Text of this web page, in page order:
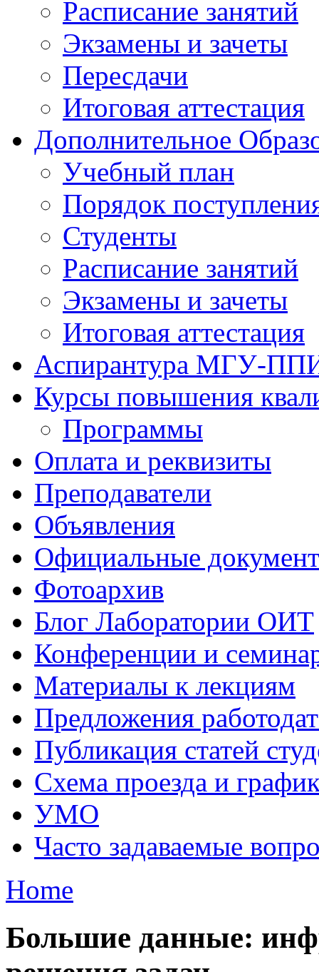
Расписание занятий
Экзамены и зачеты
Пересдачи
Итоговая аттестация
Дополнительное
Учебный план
Порядок
Студенты
Расписание занятий
Экзамены и зачеты
Итоговая аттестация
Аспирантура МГУ-
Курсы повышения
Программы
Оплата и реквизиты
Преподаватели
Объявления
Официальные
Фотоархив
Блог Лаборатории ОИТ
Конференции и
Материалы к лекциям
Предложения
Публикация статей
Схема проезда и
УМО
Часто задаваемые
Home
Большие данные: